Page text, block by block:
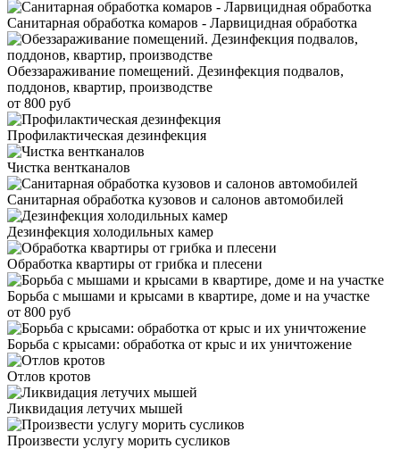
Санитарная обработка комаров - Ларвицидная обработка
Обеззараживание помещений. Дезинфекция подвалов,
поддонов, квартир, производстве
от 800 руб
Профилактическая дезинфекция
Чистка вентканалов
Санитарная обработка кузовов и салонов автомобилей
Дезинфекция холодильных камер
Обработка квартиры от грибка и плесени
Борьба с мышами и крысами в квартире, доме и на участке
от 800 руб
Борьба с крысами: обработка от крыс и их уничтожение
Отлов кротов
Ликвидация летучих мышей
Произвести услугу морить сусликов